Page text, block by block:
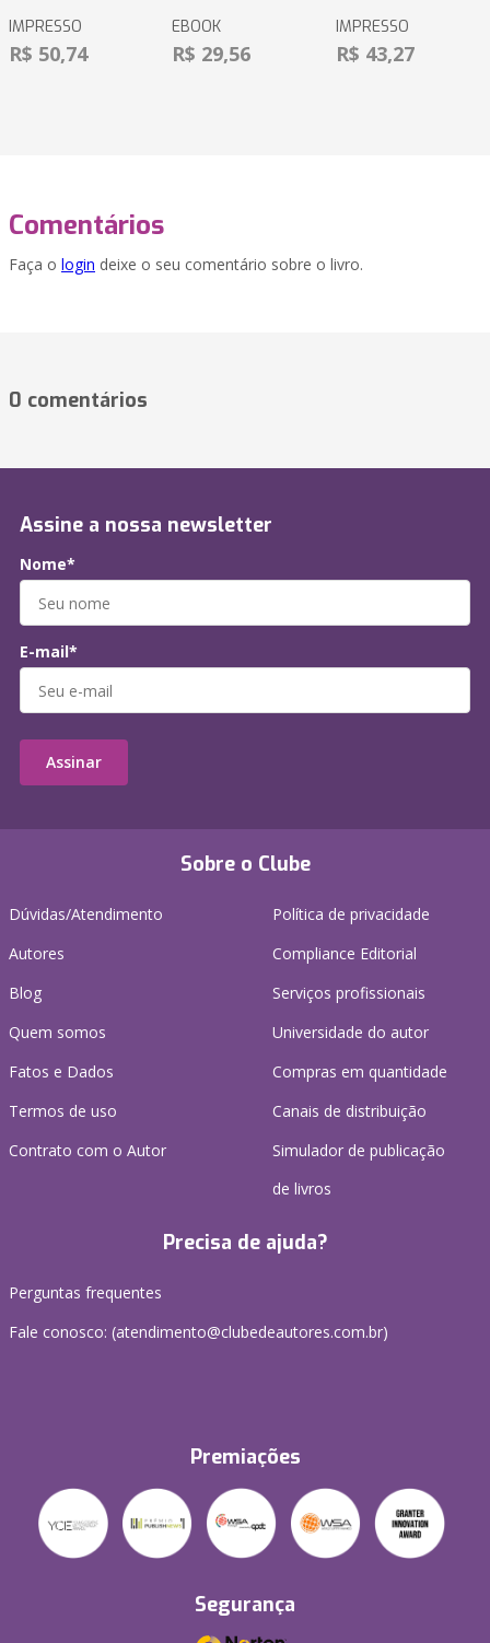
IMPRESSO
R$ 50,74
EBOOK
R$ 29,56
IMPRESSO
R$ 43,27
Comentários
Faça o login deixe o seu comentário sobre o livro.
0 comentários
Sobre o Clube
Dúvidas/Atendimento
Autores
Blog
Quem somos
Fatos e Dados
Termos de uso
Contrato com o Autor
Política de privacidade
Compliance Editorial
Serviços profissionais
Universidade do autor
Compras em quantidade
Canais de distribuição
Simulador de publicação
de livros
Precisa de ajuda?
Perguntas frequentes
Fale conosco: (atendimento@clubedeautores.com.br)
Premiações
Segurança
Assine a nossa newsletter
Nome*
E-mail*
Assinar